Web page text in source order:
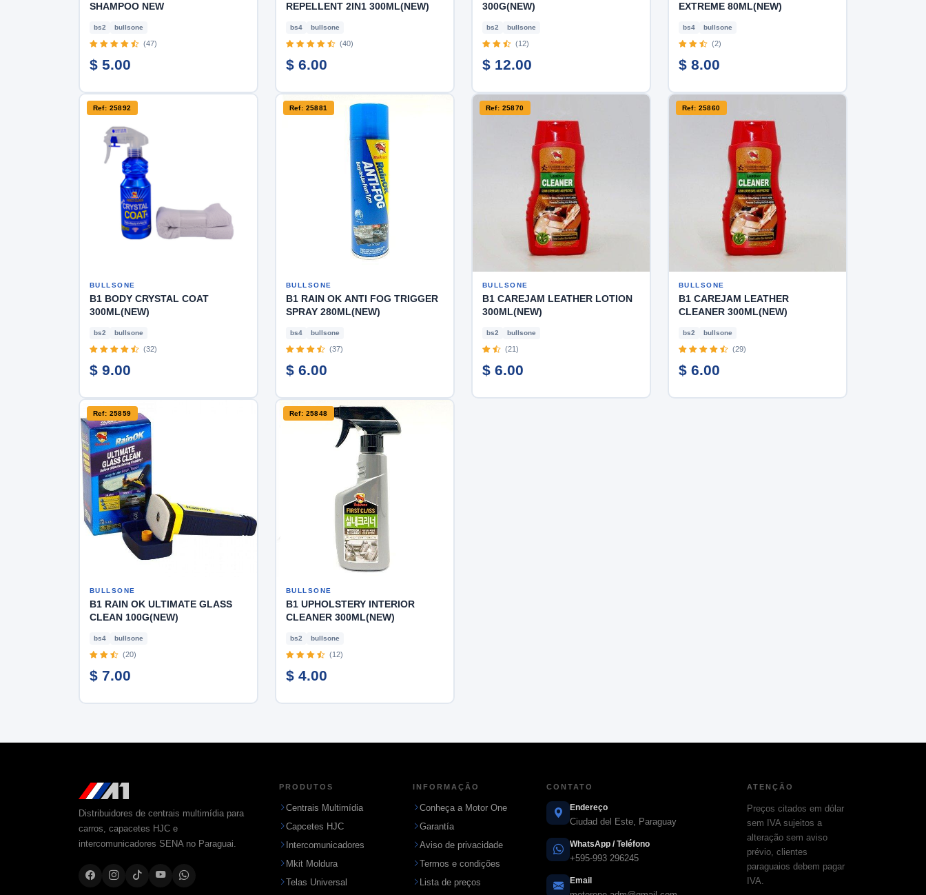
SHAMPOO NEW
bs2 bullsone
(47)
$ 5.00
REPELLENT 2IN1 300ML(NEW)
bs4 bullsone
(40)
$ 6.00
300G(NEW)
bs2 bullsone
(12)
$ 12.00
EXTREME 80ML(NEW)
bs4 bullsone
(2)
$ 8.00
Ref: 25892
BULLSONE
B1 BODY CRYSTAL COAT
300ML(NEW)
bs2 bullsone
(32)
$ 9.00
Ref: 25881
BULLSONE
B1 RAIN OK ANTI FOG TRIGGER
SPRAY 280ML(NEW)
bs4 bullsone
(37)
$ 6.00
Ref: 25870
BULLSONE
B1 CAREJAM LEATHER LOTION
300ML(NEW)
bs2 bullsone
(21)
$ 6.00
Ref: 25860
BULLSONE
B1 CAREJAM LEATHER
CLEANER 300ML(NEW)
bs2 bullsone
(29)
$ 6.00
Ref: 25859
BULLSONE
B1 RAIN OK ULTIMATE GLASS
CLEAN 100G(NEW)
bs4 bullsone
(20)
$ 7.00
Ref: 25848
BULLSONE
B1 UPHOLSTERY INTERIOR
CLEANER 300ML(NEW)
bs2 bullsone
(12)
$ 4.00
Distribuidores de centrais multimídia para
carros, capacetes HJC e
intercomunicadores SENA no Paraguai.
PRODUTOS
Centrais Multimídia
Capcetes HJC
Intercomunicadores
Mkit Moldura
Telas Universal
INFORMAÇÃO
Conheça a Motor One
Garantía
Aviso de privacidade
Termos e condições
Lista de preços
CONTATO
Endereço
Ciudad del Este, Paraguay
WhatsApp / Teléfono
+595-993 296245
Email
ATENÇÃO
Preços citados em dólar
sem IVA sujeitos a
alteração sem aviso
prévio, clientes
paraguaios debem pagar
IVA.